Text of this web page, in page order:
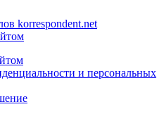
korrespondent.net
и персональных